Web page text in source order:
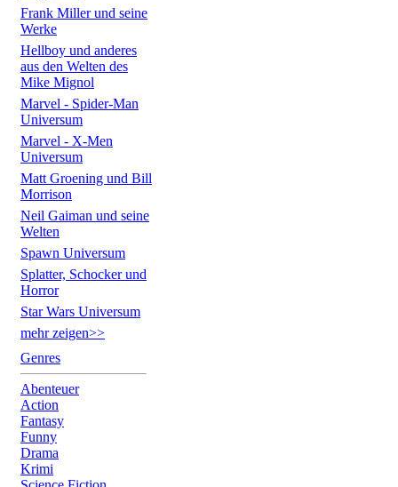
Frank Miller und seine
Werke
Hellboy und anderes
aus den Welten des
Mike Mignol
Marvel - Spider-Man
Universum
Marvel - X-Men
Universum
Matt Groening und Bill
Morrison
Neil Gaiman und seine
Welten
Spawn Universum
Splatter, Schocker und
Horror
Star Wars Universum
mehr zeigen>>
Genres
Abenteuer
Action
Fantasy
Funny
Drama
Krimi